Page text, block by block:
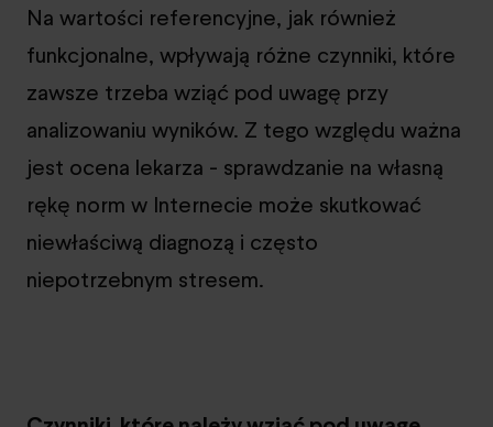
Na wartości referencyjne, jak również
funkcjonalne, wpływają różne czynniki, które
zawsze trzeba wziąć pod uwagę przy
analizowaniu wyników. Z tego względu ważna
jest ocena lekarza - sprawdzanie na własną
rękę norm w Internecie może skutkować
niewłaściwą diagnozą i często
niepotrzebnym stresem.